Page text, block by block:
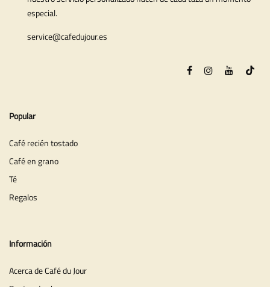
especial.
service@cafedujour.es
Popular
Café recién tostado
Café en grano
Té
Regalos
Información
Acerca de Café du Jour